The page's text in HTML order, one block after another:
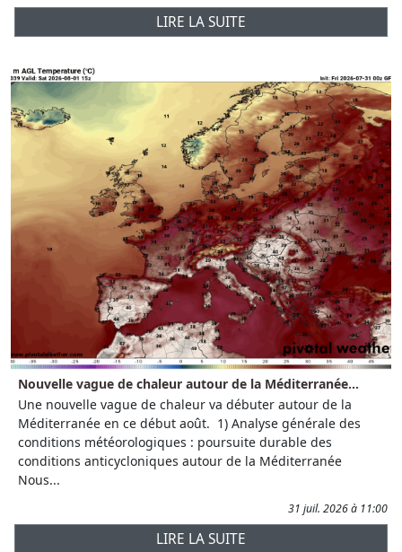
LIRE LA SUITE
Nouvelle vague de chaleur autour de la Méditerranée...
Une nouvelle vague de chaleur va débuter autour de la
Méditerranée en ce début août. 1) Analyse générale des
conditions météorologiques : poursuite durable des
conditions anticycloniques autour de la Méditerranée
Nous...
31 juil. 2026 à 11:00
LIRE LA SUITE